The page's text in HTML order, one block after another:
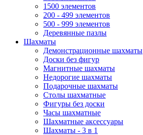
1500 элементов
200 - 499 элементов
500 - 999 элементов
Деревянные пазлы
Шахматы
Демонстрационные шахматы
Доски без фигур
Магнитные шахматы
Недорогие шахматы
Подарочные шахматы
Столы шахматные
Фигуры без доски
Часы шахматные
Шахматные аксессуары
Шахматы - 3 в 1